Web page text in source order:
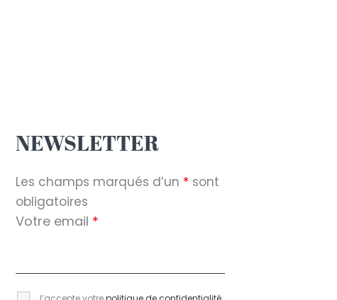
NEWSLETTER
Les champs marqués d’un * sont
obligatoires
Votre email *